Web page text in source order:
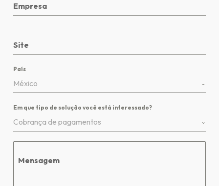
Empresa
Site
País
México
Em que tipo de solução você está interessado?
Cobrança de pagamentos
Mensagem